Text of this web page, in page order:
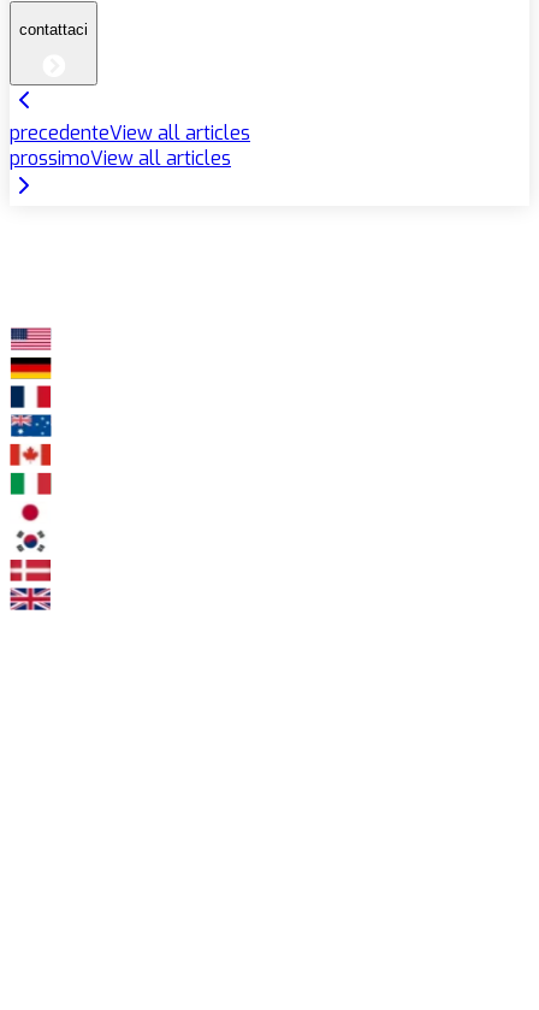
contattaci
precedenteView all articles
prossimoView all articles